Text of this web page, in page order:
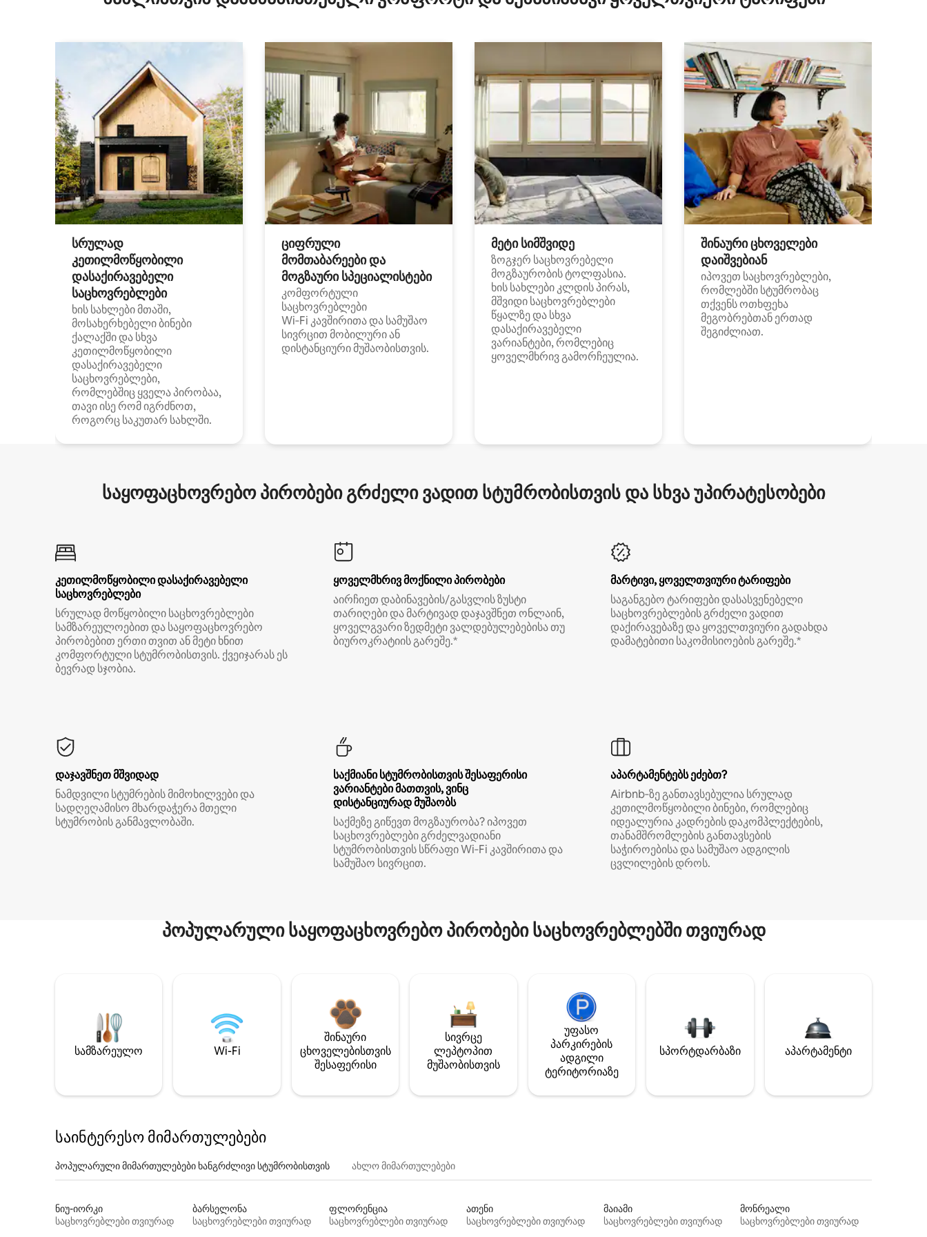
სრულად
კეთილმოწყობილი
დასაქირავებელი
საცხოვრებლები
ხის სახლები მთაში,
მოსახერხებელი ბინები
ქალაქში და სხვა
კეთილმოწყობილი
დასაქირავებელი
საცხოვრებლები,
რომლებშიც ყველა პირობაა,
თავი ისე რომ იგრძნოთ,
როგორც საკუთარ სახლში.
ციფრული
მომთაბარეები და
მოგზაური სპეციალისტები
კომფორტული
საცხოვრებლები
Wi‑Fi კავშირითა და სამუშაო
სივრცით მობილური ან
დისტანციური მუშაობისთვის.
მეტი სიმშვიდე
ზოგჯერ საცხოვრებელი
მოგზაურობის ტოლფასია.
ხის სახლები კლდის პირას,
მშვიდი საცხოვრებლები
წყალზე და სხვა
დასაქირავებელი
ვარიანტები, რომლებიც
ყოველმხრივ გამორჩეულია.
შინაური ცხოველები
დაიშვებიან
იპოვეთ საცხოვრებლები,
რომლებში სტუმრობაც
თქვენს ოთხფეხა
მეგობრებთან ერთად
შეგიძლიათ.
საყოფაცხოვრებო პირობები გრძელი ვადით სტუმრობისთვის და სხვა უპირატესობები
კეთილმოწყობილი დასაქირავებელი
საცხოვრებლები
სრულად მოწყობილი საცხოვრებლები
სამზარეულოებით და საყოფაცხოვრებო
პირობებით ერთი თვით ან მეტი ხნით
კომფორტული სტუმრობისთვის. ქვეიჯარას ეს
ბევრად სჯობია.
ყოველმხრივ მოქნილი პირობები
აირჩიეთ დაბინავების/გასვლის ზუსტი
თარიღები და მარტივად დაჯავშნეთ ონლაინ,
ყოველგვარი ზედმეტი ვალდებულებებისა თუ
ბიუროკრატიის გარეშე.*
მარტივი, ყოველთვიური ტარიფები
საგანგებო ტარიფები დასასვენებელი
საცხოვრებლების გრძელი ვადით
დაქირავებაზე და ყოველთვიური გადახდა
დამატებითი საკომისიოების გარეშე.*
დაჯავშნეთ მშვიდად
ნამდვილი სტუმრების მიმოხილვები და
სადღეღამისო მხარდაჭერა მთელი
სტუმრობის განმავლობაში.
საქმიანი სტუმრობისთვის შესაფერისი
ვარიანტები მათთვის, ვინც
დისტანციურად მუშაობს
საქმეზე გიწევთ მოგზაურობა? იპოვეთ
საცხოვრებლები გრძელვადიანი
სტუმრობისთვის სწრაფი Wi‑Fi კავშირითა და
სამუშაო სივრცით.
აპარტამენტებს ეძებთ?
Airbnb‑ზე განთავსებულია სრულად
კეთილმოწყობილი ბინები, რომლებიც
იდეალურია კადრების დაკომპლექტების,
თანამშრომლების განთავსების
საჭიროებისა და სამუშაო ადგილის
ცვლილების დროს.
პოპულარული საყოფაცხოვრებო პირობები საცხოვრებლებში თვიურად
სამზარეულო Wi-Fi
შინაური
ცხოველებისთვის
შესაფერისი
სივრცე
ლეპტოპით
მუშაობისთვის
უფასო
პარკირების
ადგილი
ტერიტორიაზე
სპორტდარბაზი აპარტამენტი
საინტერესო მიმართულებები
პოპულარული მიმართულებები ხანგრძლივი სტუმრობისთვის ახლო მიმართულებები
ნიუ-იორკი
საცხოვრებლები თვიურად
ბარსელონა
საცხოვრებლები თვიურად
ფლორენცია
საცხოვრებლები თვიურად
ათენი
საცხოვრებლები თვიურად
მაიამი
საცხოვრებლები თვიურად
მონრეალი
საცხოვრებლები თვიურად